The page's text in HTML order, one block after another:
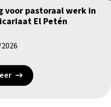
voor pastoraal werk in
El Petén